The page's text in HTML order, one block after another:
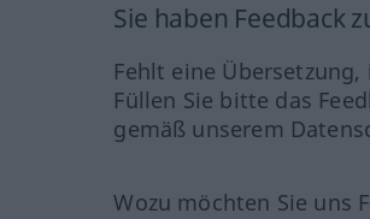
Sie haben Feedback
Fehlt eine
Füllen Sie bitte das
gemäß unserem
Wozu möchten Sie uns